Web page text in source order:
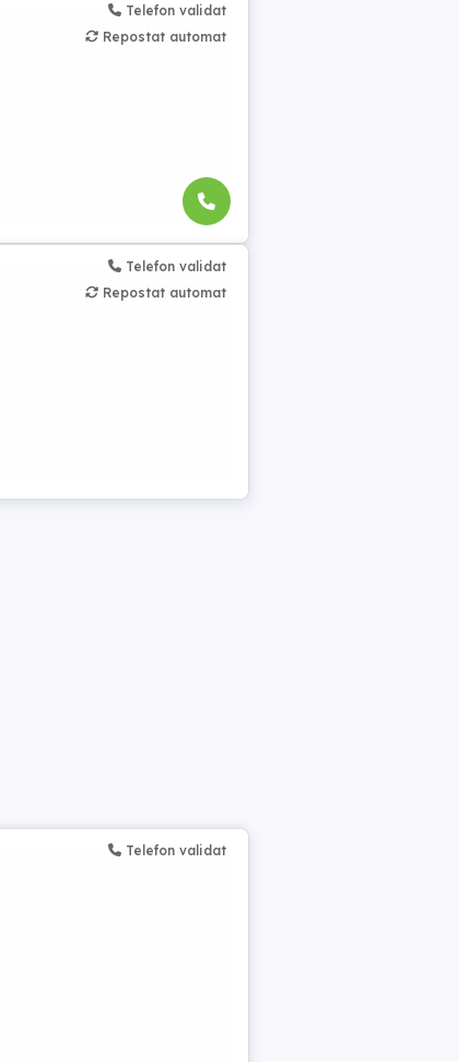
Telefon validat
Repostat automat
Telefon validat
Repostat automat
Telefon validat